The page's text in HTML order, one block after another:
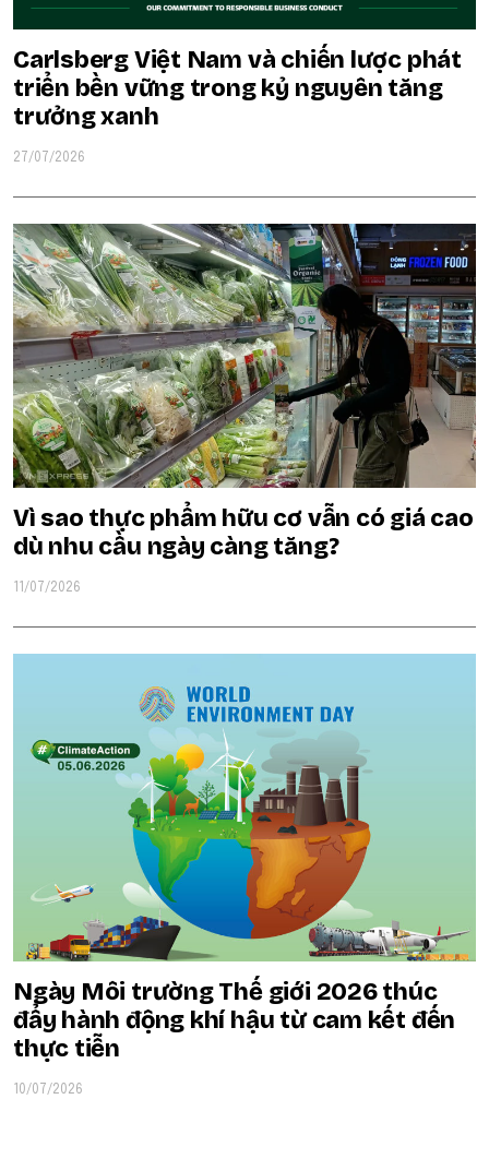
Carlsberg Việt Nam và chiến lược phát
triển bền vững trong kỷ nguyên tăng
trưởng xanh
27/07/2026
Vì sao thực phẩm hữu cơ vẫn có giá cao
dù nhu cầu ngày càng tăng?
11/07/2026
Ngày Môi trường Thế giới 2026 thúc
đẩy hành động khí hậu từ cam kết đến
thực tiễn
10/07/2026